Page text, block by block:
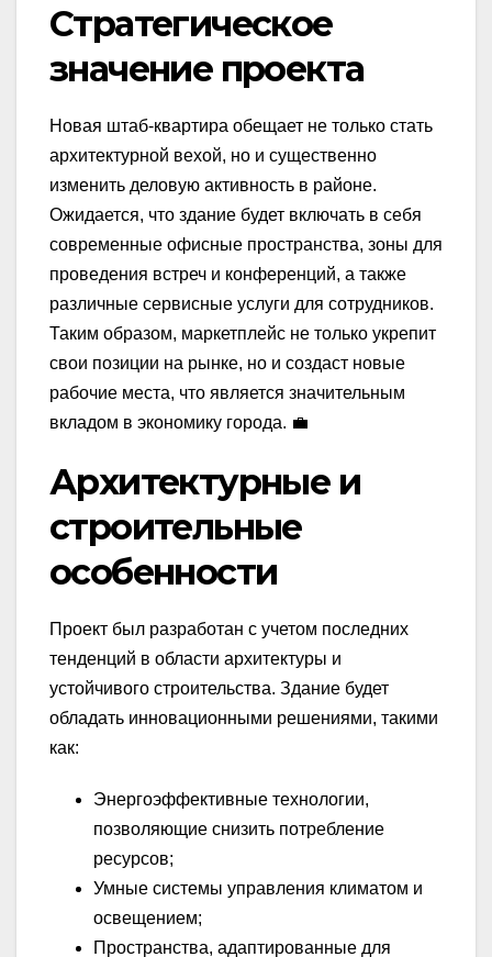
Стратегическое
значение проекта
Новая штаб-квартира обещает не только стать
архитектурной вехой, но и существенно
изменить деловую активность в районе.
Ожидается, что здание будет включать в себя
современные офисные пространства, зоны для
проведения встреч и конференций, а также
различные сервисные услуги для сотрудников.
Таким образом, маркетплейс не только укрепит
свои позиции на рынке, но и создаст новые
рабочие места, что является значительным
вкладом в экономику города. 💼
Архитектурные и
строительные
особенности
Проект был разработан с учетом последних
тенденций в области архитектуры и
устойчивого строительства. Здание будет
обладать инновационными решениями, такими
как:
Энергоэффективные технологии,
позволяющие снизить потребление
ресурсов;
Умные системы управления климатом и
освещением;
Пространства, адаптированные для